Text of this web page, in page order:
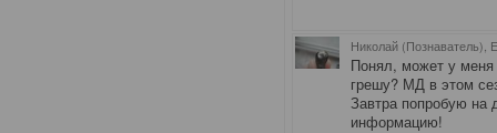
Николай (Познаватель),
Понял, может у
грешу? МД в этом
Завтра попробую на
информацию!